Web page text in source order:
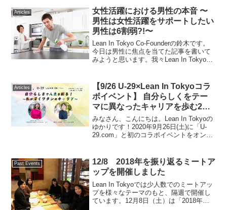
な本をご紹介します。働き方の男女不平
等 理論と実証分析山口...
Articles
女性活躍における男性の本音 〜
男性は女性活躍をサポートしたい
男性は6割弱?!〜
Lean In Tokyo Co-Founderの鈴木です。
今日は男性に焦点を当てた記事を書いて
みようと思います。我々Lean In Tokyoの
意見を聞くこととしてい...
Articles
【9/26 U-29×Lean In Tokyoコラ
ボイベント】 自分らしくをテー
マに異なったキャリアを歩む2人
の意外な共通点とは
みなさん、こんにちは。Lean In Tokyoの
ゆかりです！2020年9月26日(土)に「U-
29.com」と初のコラボイベントをオンラ
29.com」とはHAR...
Past Events
12/8 2018年を振り返るミートア
ップを開催しました
Lean In Tokyoでは少人数でのミートアッ
プを様々なテーマのもと、隔週で開催し
ています。12月8日（土）は「2018年を